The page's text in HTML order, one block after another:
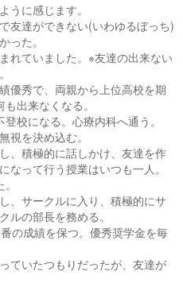
うに感じます。
友達ができない(いわゆるぼっち)
った。
れていました。※友達の出来ない
優秀で、両親から上位高校を期
出来なくなる。
校になる。心療内科へ通う。
視を決め込む。
、積極的に話しかけ、友達を作
なって行う授業はいつも一人。
、サークルに入り、積極的にサ
ルの部長を務める。
の成績を保つ。優秀奨学金を毎
ていたつもりだったが、友達が